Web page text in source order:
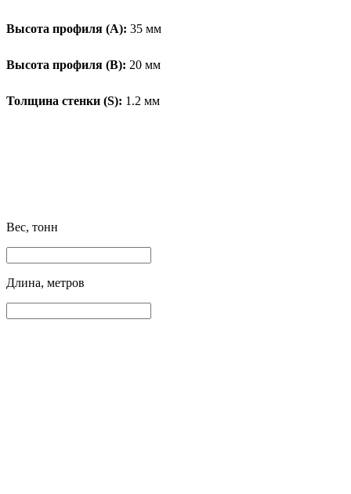
Высота профиля (А): 35 мм
Высота профиля (B): 20 мм
Толщина стенки (S): 1.2 мм
Вес, тонн
Длина, метров